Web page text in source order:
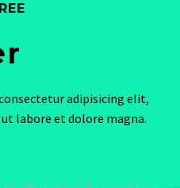
adipisicing elit,
labore et dolore magna.